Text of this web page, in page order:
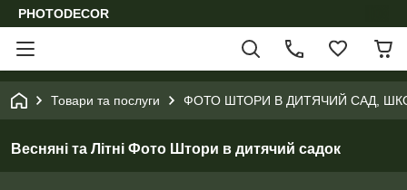
PHOTODECOR
Товари та послуги ФОТО ШТОРИ В ДИТЯЧИЙ САД,
Весняні та Літні Фото Штори в дитячий садок